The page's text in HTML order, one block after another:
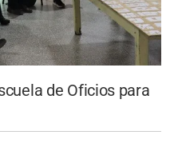
de Oficios para